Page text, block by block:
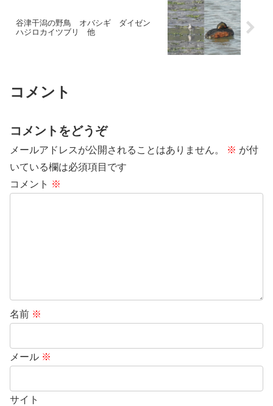
谷津干潟の野鳥 オバシギ ダイゼン
ハジロカイツブリ 他
コメント
コメントをどうぞ
メールアドレスが公開されることはありません。 ※ が付
いている欄は必須項目です
コメント ※
名前 ※
メール ※
サイト